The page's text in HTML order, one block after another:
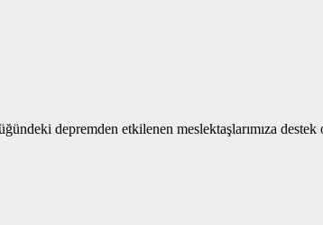
depremden etkilenen meslektaşlarımıza